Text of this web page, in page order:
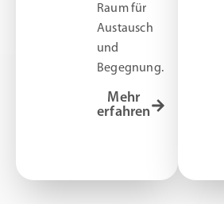
Raum für
Austausch
und
Begegnung.
Mehr
erfahren